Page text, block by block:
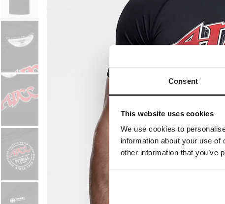
Consent
This website uses cookies
We use cookies to
information about your use
other information that you’ve